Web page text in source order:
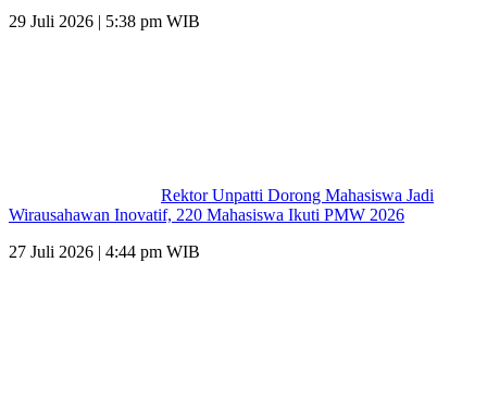
29 Juli 2026 | 5:38 pm WIB
Rektor Unpatti Dorong Mahasiswa Jadi
Wirausahawan Inovatif, 220 Mahasiswa Ikuti PMW 2026
27 Juli 2026 | 4:44 pm WIB